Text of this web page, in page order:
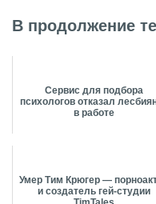
В продолжение
Сервис для подбора
психологов отказал
в работе
Умер Тим Крюгер —
и создатель гей-студии